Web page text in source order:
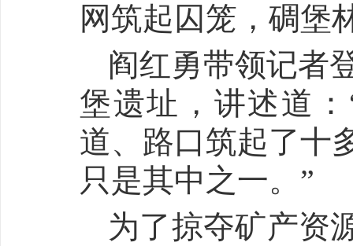
网筑起囚笼，碉堡
阎红勇带领记者
堡遗址，讲述道
道、路口筑起了十
只是其中之一。”
为了掠夺矿产资